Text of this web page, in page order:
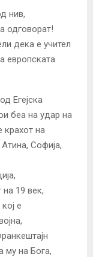
нив,
одговорат!
дека е учител
европската
Егејска
беа на удар на
на
Софија,
на 19 век,
е
му на Бога,